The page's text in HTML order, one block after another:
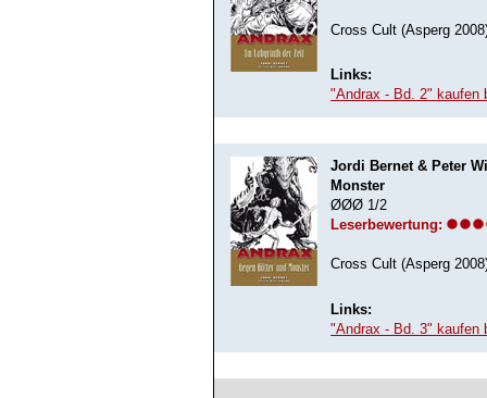
Cross Cult (Asperg
Links:
"Andrax - Bd. 2" kaufen
Jordi Bernet & Peter
Monster
ØØØ 1/2
Leserbewertung:
Cross Cult (Asperg
Links:
"Andrax - Bd. 3" kaufen